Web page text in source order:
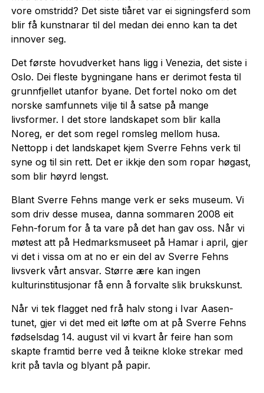
vore omstridd? Det siste tiåret var ei signingsferd som
blir få kunstnarar til del medan dei enno kan ta det
innover seg.
Det første hovudverket hans ligg i Venezia, det siste i
Oslo. Dei fleste bygningane hans er derimot festa til
grunnfjellet utanfor byane. Det fortel noko om det
norske samfunnets vilje til å satse på mange
livsformer. I det store landskapet som blir kalla
Noreg, er det som regel romsleg mellom husa.
Nettopp i det landskapet kjem Sverre Fehns verk til
syne og til sin rett. Det er ikkje den som ropar høgast,
som blir høyrd lengst.
Blant Sverre Fehns mange verk er seks museum. Vi
som driv desse musea, danna sommaren 2008 eit
Fehn-forum for å ta vare på det han gav oss. Når vi
møtest att på Hedmarksmuseet på Hamar i april, gjer
vi det i vissa om at no er ein del av Sverre Fehns
livsverk vårt ansvar. Større ære kan ingen
kulturinstitusjonar få enn å forvalte slik brukskunst.
Når vi tek flagget ned frå halv stong i Ivar Aasen-
tunet, gjer vi det med eit løfte om at på Sverre Fehns
fødselsdag 14. august vil vi kvart år feire han som
skapte framtid berre ved å teikne kloke strekar med
krit på tavla og blyant på papir.